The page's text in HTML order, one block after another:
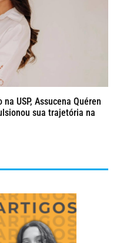
USP, Assucena Quéren
sua trajetória na